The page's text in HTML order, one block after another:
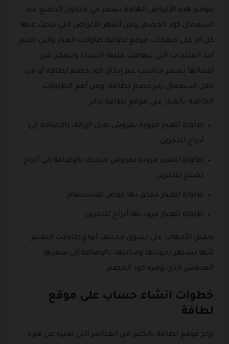
بتوفير هذه الأغراض الهامة بسعر في متناول الجميع عند
استعمال كود الخصم، ومن أشهر الأغراض التي تبحث عنها
كل أم على صفحات موقع لطافة طاولات الغيار والتي تعتبر
أحد المنتجات التي تتهافت عليها النساء وتتمكن من
اقتنائها بسعر مناسب عبر إدخال كود خصم لطافة أو من
خلال استعمال رمز خصم لطافة، ومن أهم الطاولات
الخاصة بالغيار على موقع لطافة نذكر:
طاولة للغيار مزودة بمروش يقبل الإزالة، بالإضافة إلى
أدراج للتخزين.
طاولة للتغير مزودة بمروش متحرك بالإضافة إلى أدراج
تصلح للتخزين.
طاولة للغيار ملحق بها حوض للاستحمام.
طاولة للغيار مزود بها أدراج للتخزين.
وتقبل الأمهات على تسوق مختلف أنواع طاولات التغيير
لأنها تشتهر بجودتها ومتانتها، بالإضافة إلى سعرها
المدهش الذي يوفره كود الخصم.
خطوات انشاء حساب على موقع
لطافة
يزخر موقع لطافة بالكثير من العناصر التي تميزه عن غيره